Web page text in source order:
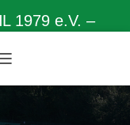
1979 e.V. –
A